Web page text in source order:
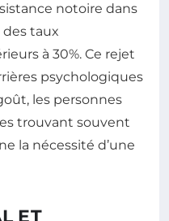
notoire dans
des taux
à 30%. Ce rejet
psychologiques
les personnes
trouvant souvent
la nécessité d’une